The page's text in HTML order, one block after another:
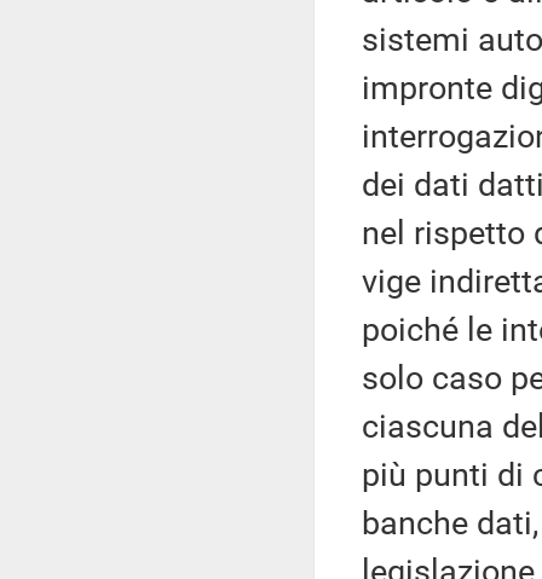
sistemi
impronte
dei dati
nel rispetto
vige
poiché le
solo caso
ciascuna
più punti di
banche